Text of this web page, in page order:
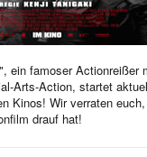
ein famoser Actionreißer
Arts-Action, startet
Kinos! Wir verraten euch,
drauf hat!